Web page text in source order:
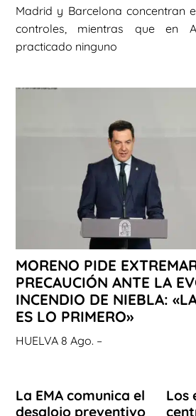
Madrid y Barcelona concentran
controles, mientras que en
practicado ninguno
MORENO PIDE
PRECAUCIÓN ANTE LA
INCENDIO DE NIEBLA:
ES LO PRIMERO»
HUELVA 8 Ago. –
La EMA comunica el
desalojo preventivo
Los